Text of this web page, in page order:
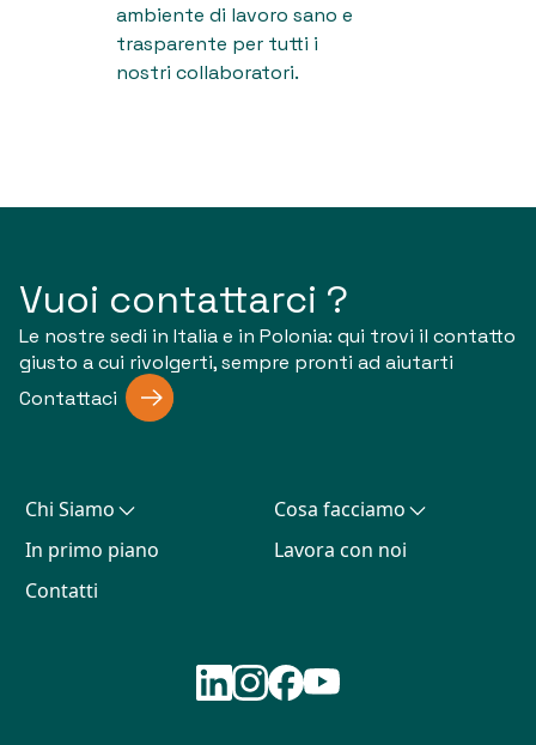
ambiente di lavoro sano e
trasparente per tutti i
nostri collaboratori.
Vuoi contattarci ?
Le nostre sedi in Italia e in Polonia: qui trovi il contatto
giusto a cui rivolgerti, sempre pronti ad aiutarti
Contattaci
Chi Siamo
In primo piano
Contatti
Cosa facciamo
Lavora con noi